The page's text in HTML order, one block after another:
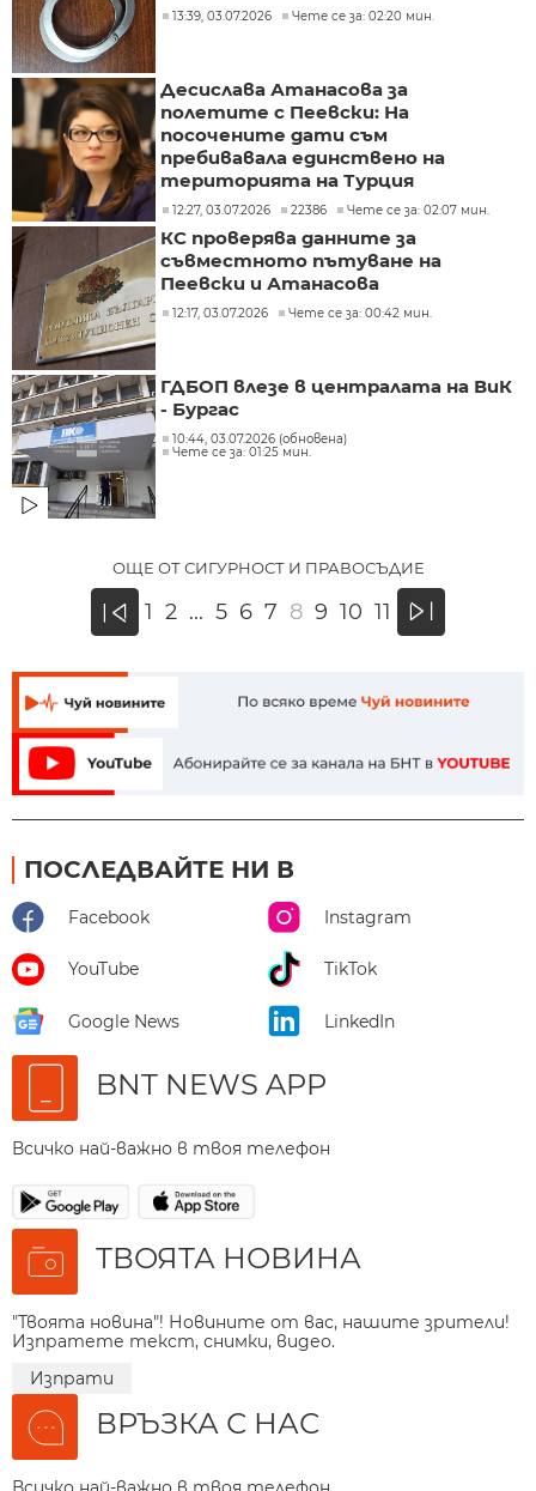
13:39, 03.07.2026 Чете се за: 02:20 мин.
Десислава Атанасова за
полетите с Пеевски: На
посочените дати съм
пребивавала единствено на
територията на Турция
12:27, 03.07.2026 22386 Чете се за: 02:07 мин.
КС проверява данните за
съвместното пътуване на
Пеевски и Атанасова
12:17, 03.07.2026 Чете се за: 00:42 мин.
ГДБОП влезе в централата на ВиК
- Бургас
10:44, 03.07.2026 (обновена)
Чете се за: 01:25 мин.
ОЩЕ ОТ СИГУРНОСТ И ПРАВОСЪДИЕ
« 1 2 ... 5 6 7 8 9 10 11 »
ПОСЛЕДВАЙТЕ НИ В
Facebook Instagram
YouTube TikTok
Google News LinkedIn
BNT NEWS APP
Всичко най-важно в твоя телефон
ТВОЯТА НОВИНА
"Твоята новина"! Новините от вас, нашите зрители!
Изпратете текст, снимки, видео.
Изпрати
ВРЪЗКА С НАС